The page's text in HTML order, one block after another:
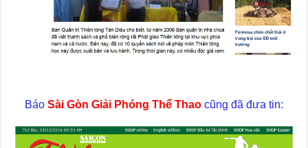
Báo Sài Gòn Giải Phóng Thể Thao cũng đã đưa tin: